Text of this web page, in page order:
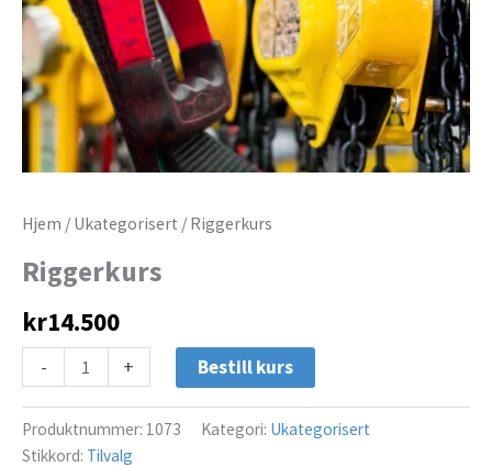
Hjem / Ukategorisert / Riggerkurs
Riggerkurs
kr14.500
- + Bestill kurs
Produktnummer: 1073 Kategori: Ukategorisert
Stikkord: Tilvalg